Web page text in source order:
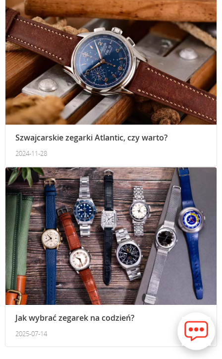
Szwajcarskie zegarki Atlantic, czy warto?
2024-11-28
Jak wybrać zegarek na codzień?
2025-07-14